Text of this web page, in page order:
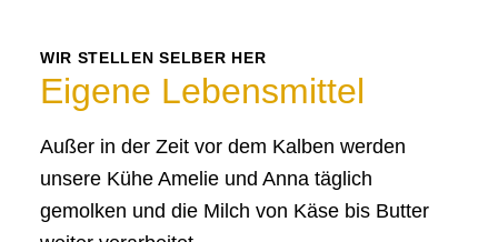
WIR STELLEN SELBER HER
Eigene Lebensmittel
Außer in der Zeit vor dem Kalben werden
unsere Kühe Amelie und Anna täglich
gemolken und die Milch von Käse bis Butter